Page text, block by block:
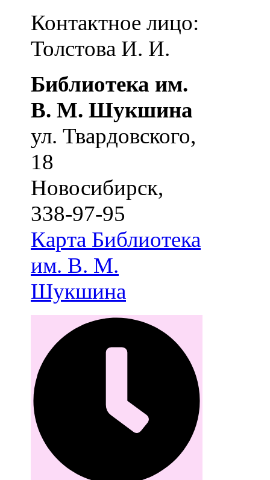
Контактное лицо:
Толстова И. И.
Библиотека им.
В. М. Шукшина
ул. Твардовского,
18
Новосибирск,
338-97-95
Карта Библиотека
им. В. М.
Шукшина